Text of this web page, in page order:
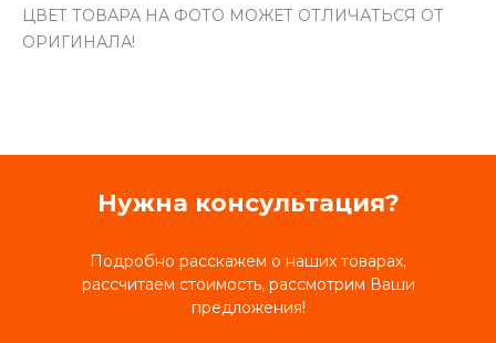
ЦВЕТ ТОВАРА НА ФОТО МОЖЕТ ОТЛИЧАТЬСЯ ОТ
ОРИГИНАЛА!
Нужна консультация?
Подробно расскажем о наших товарах,
рассчитаем стоимость, рассмотрим Ваши
предложения!